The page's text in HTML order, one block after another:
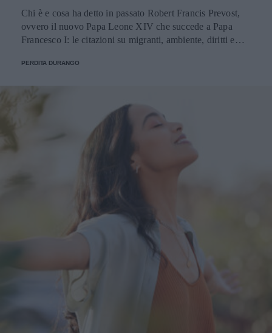
Chi è e cosa ha detto in passato Robert Francis Prevost,
ovvero il nuovo Papa Leone XIV che succede a Papa
Francesco I: le citazioni su migranti, ambiente, diritti e
PERDITA DURANGO